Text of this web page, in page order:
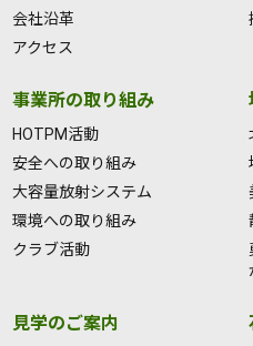
会社沿革
アクセス
事業所の取り組み
HOTPM活動
安全への取り組み
大容量放射システム
環境への取り組み
クラブ活動
見学のご案内